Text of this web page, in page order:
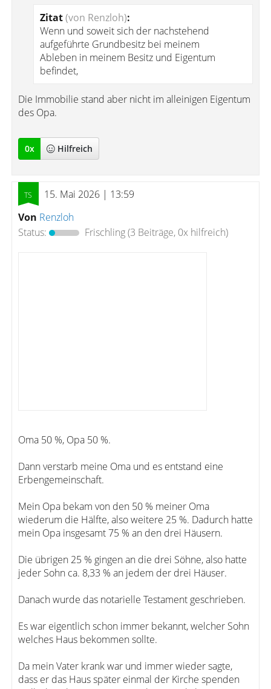
Zitat(von Renzloh):
Wenn und soweit sich der nachstehend
aufgeführte Grundbesitz bei meinem
Ableben in meinem Besitz und Eigentum
befindet,
Die Immobilie stand aber nicht im alleinigen Eigentum
des Opa.
0x Hilfreich
15. Mai 2026 | 13:59
Von Renzloh
Status:
Frischling(3 Beiträge, 0x hilfreich)
Oma 50 %, Opa 50 %.
Dann verstarb meine Oma und es entstand eine
Erbengemeinschaft.
Mein Opa bekam von den 50 % meiner Oma
wiederum die Hälfte, also weitere 25 %. Dadurch hatte
mein Opa insgesamt 75 % an den drei Häusern.
Die übrigen 25 % gingen an die drei Söhne, also hatte
jeder Sohn ca. 8,33 % an jedem der drei Häuser.
Danach wurde das notarielle Testament geschrieben.
Es war eigentlich schon immer bekannt, welcher Sohn
welches Haus bekommen sollte.
Da mein Vater krank war und immer wieder sagte,
dass er das Haus später einmal der Kirche spenden